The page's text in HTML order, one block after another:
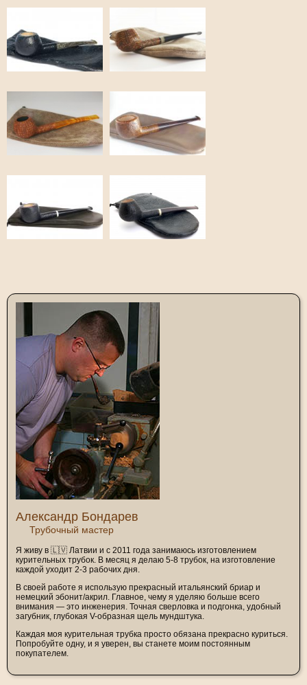
Александр Бондарев
Трубочный мастер
Я живу в 🇱🇻 Латвии и с 2011 года занимаюсь изготовлением
курительных трубок. В месяц я делаю 5-8 трубок, на изготовление
каждой уходит 2-3 рабочих дня.
В своей работе я использую прекрасный итальянский бриар и
немецкий эбонит/акрил. Главное, чему я уделяю больше всего
внимания — это инженерия. Точная сверловка и подгонка, удобный
загубник, глубокая V-образная щель мундштука.
Каждая моя курительная трубка просто обязана прекрасно куриться.
Попробуйте одну, и я уверен, вы станете моим постоянным
покупателем.